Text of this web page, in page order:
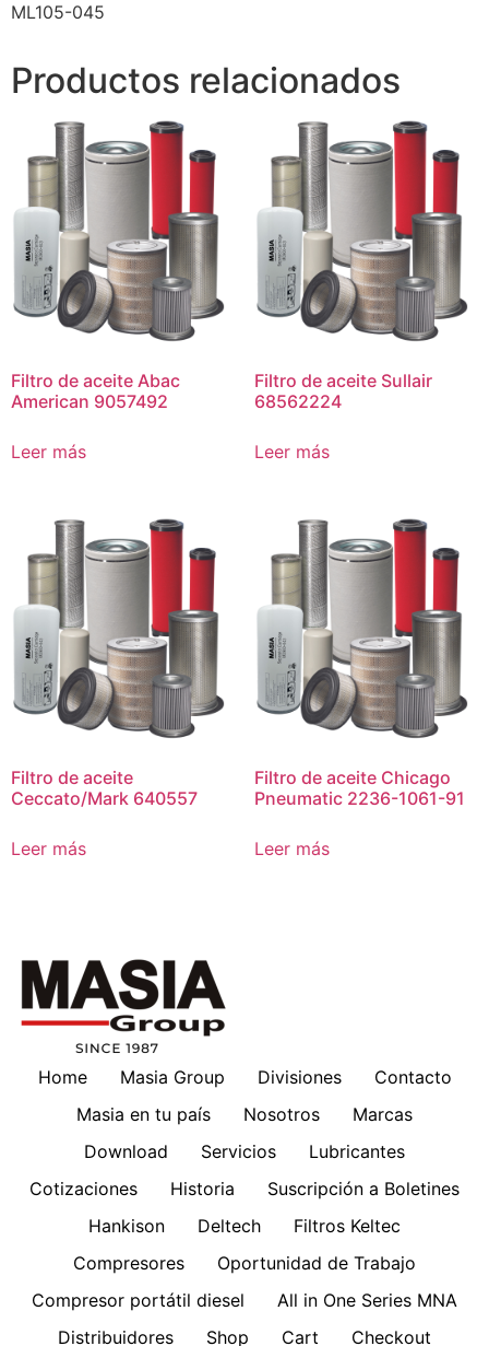
ML105-045
Productos relacionados
Filtro de aceite Abac
American 9057492
Leer más
Filtro de aceite Sullair
68562224
Leer más
Filtro de aceite
Ceccato/Mark 640557
Leer más
Filtro de aceite Chicago
Pneumatic 2236-1061-91
Leer más
Home Masia Group Divisiones
Contacto
Masia en tu país
Nosotros
Marcas
Download
Servicios
Lubricantes
Cotizaciones
Historia
Suscripción a Boletines
Hankison
Deltech
Filtros Keltec
Compresores
Oportunidad de Trabajo
Compresor portátil diesel
All in One Series MNA
Distribuidores
Shop Cart Checkout